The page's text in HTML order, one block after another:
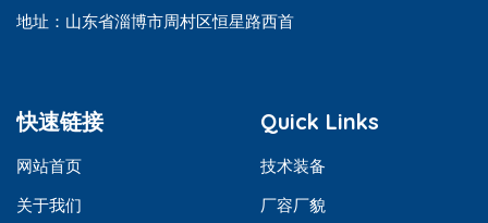
地址：山东省淄博市周村区恒星路西首
快速链接
网站首页
关于我们
Quick Links
技术装备
厂容厂貌